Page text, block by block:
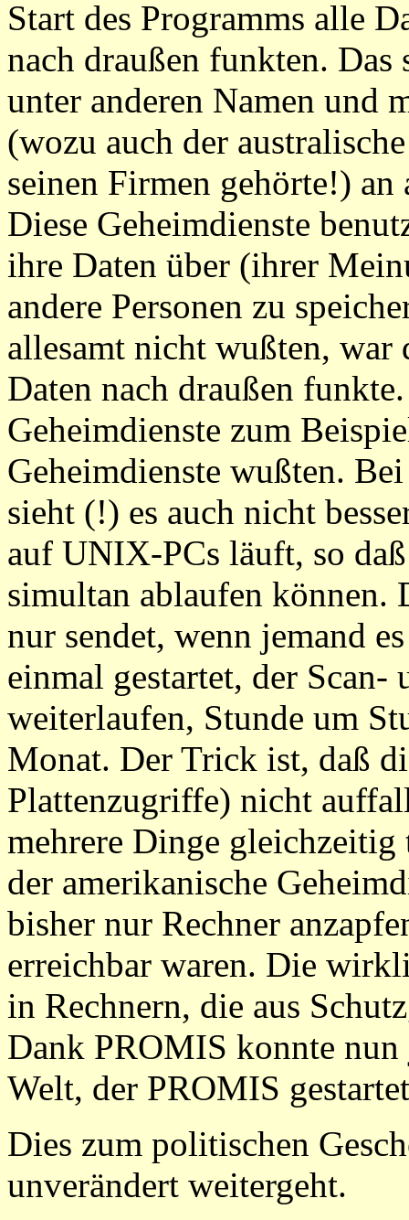
Start des Programms alle
nach draußen funkten.
unter anderen Namen und
(wozu auch der
seinen Firmen gehörte!) an
Diese Geheimdienste
ihre Daten über (ihrer
andere Personen zu
allesamt nicht wußten, war
Daten nach draußen
Geheimdienste zum
Geheimdienste wußten.
sieht (!) es auch nicht
auf UNIX-PCs läuft, so
simultan ablaufen können.
nur sendet, wenn jemand
einmal gestartet, der Scan-
weiterlaufen, Stunde um
Monat. Der Trick ist, daß
Plattenzugriffe) nicht
mehrere Dinge
der amerikanische
bisher nur Rechner
erreichbar waren. Die
in Rechnern, die aus
Dank PROMIS konnte nun
Welt, der PROMIS
Dies zum politischen
unverändert weitergeht.